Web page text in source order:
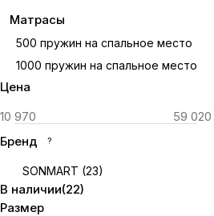
Матрасы
500 пружин на спальное место
1000 пружин на спальное место
Цена
Бренд ?
SONMART (23)
В наличии(22)
Размер